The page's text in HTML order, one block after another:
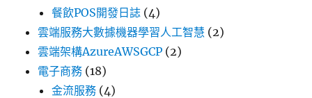
餐飲POS開發日誌 (4)
雲端服務大數據機器學習人工智慧 (2)
雲端架構AzureAWSGCP (2)
電子商務 (18)
金流服務 (4)